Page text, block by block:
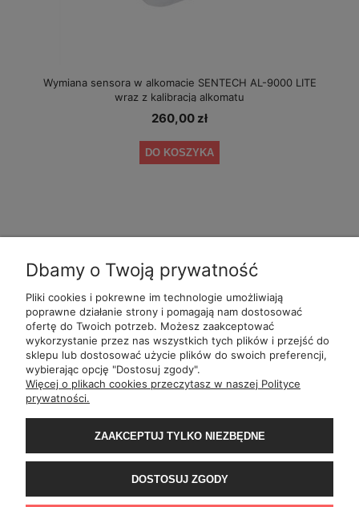
Wymiana sensora w alkomacie SENTECH AL-9000 LITE
wraz z kalibracją alkomatu
260,00 zł
DO KOSZYKA
POMOC
POLECANE
ALKOMATY
BĄDŹ NA
BIEŻĄCO
Św. Filipa
Al.Jerozolimskie
Wały Piastowskie 1
ul.ul. 1-go Maja
ul.Wiertnicza
Dbamy o Twoją prywatność
Pliki cookies i pokrewne im technologie umożliwiają
poprawne działanie strony i pomagają nam dostosować
ofertę do Twoich potrzeb. Możesz zaakceptować
wykorzystanie przez nas wszystkich tych plików i przejść do
sklepu lub dostosować użycie plików do swoich preferencji,
wybierając opcję "Dostosuj zgody".
Więcej o plikach cookies przeczytasz w naszej Polityce
prywatności.
ZAAKCEPTUJ TYLKO NIEZBĘDNE
DOSTOSUJ ZGODY